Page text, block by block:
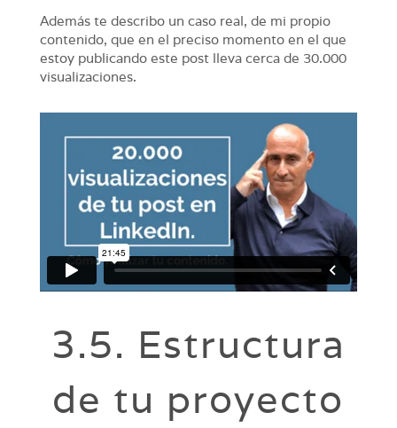
Además te describo un caso real, de mi propio
contenido, que en el preciso momento en el que
estoy publicando este post lleva cerca de 30.000
visualizaciones.
3.5. Estructura
de tu proyecto